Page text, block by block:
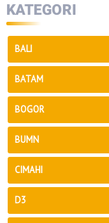
KATEGORI
BALI
BATAM
BOGOR
BUMN
CIMAHI
D3